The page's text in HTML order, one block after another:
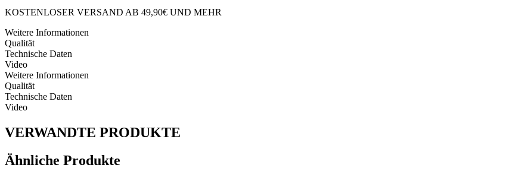
KOSTENLOSER VERSAND AB 49,90€ UND MEHR
Weitere Informationen
Qualität
Technische Daten
Video
Weitere Informationen
Qualität
Technische Daten
Video
VERWANDTE PRODUKTE
Ähnliche Produkte